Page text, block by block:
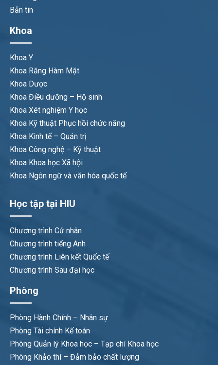
Bản tin
Khoa
Khoa Y
Khoa Răng Hàm Mặt
Khoa Dược
Khoa Điều dưỡng – Hộ sinh
Khoa Xét nghiệm Y học
Khoa Kỹ thuật Phục hồi chức năng
Khoa Kinh tế – Quản trị
Khoa Công nghệ – Kỹ thuật
Khoa Khoa học Xã hội
Khoa Ngôn ngữ và văn hóa quốc tế
Học tập tại HIU
Chương trình Cử nhân
Chương trình tiếng Anh
Chương trình Liên kết Quốc tế
Chương trình Sau đại học
Phòng
Phòng Hành Chính – Nhân sự
Phòng Tài chính Kế toán
Phòng Quản lý Khoa học – Tạp chí Khoa học
Phòng Khảo thí – Đảm bảo chất lượng